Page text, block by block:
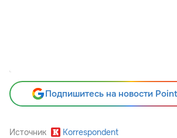
Подпишитесь на новости
Источник Korrespondent